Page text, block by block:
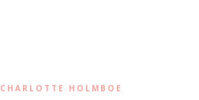
CHARLOTTE HOLMBOE